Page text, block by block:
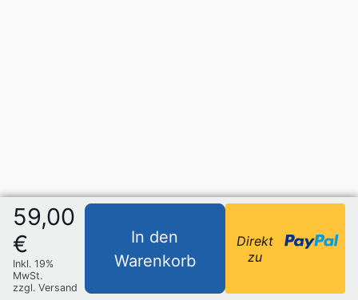
59,00
€
Inkl. 19%
MwSt.
zzgl. Versand
In den
Warenkorb
Direkt
zu